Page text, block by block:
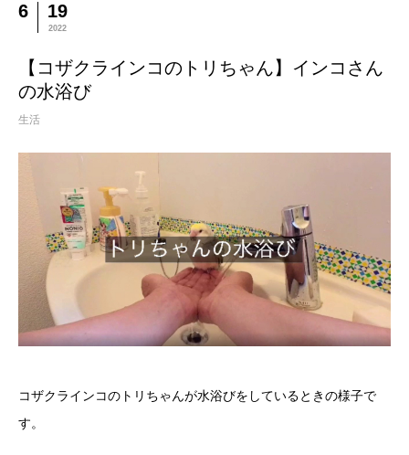
6 19
2022
【コザクラインコのトリちゃん】インコさん
の水浴び
生活
コザクラインコのトリちゃんが水浴びをしているときの様子で
す。